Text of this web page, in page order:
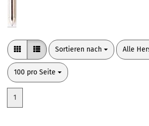
Sortieren nach
Sortieren nach Alle
pro
100 pro Seite
pro Seite
1